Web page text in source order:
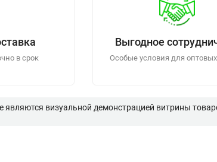
в срок
Выгодное
Особые условия для
визуальной демонстрацией витрины